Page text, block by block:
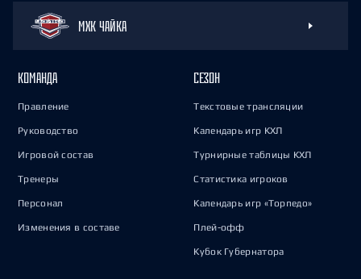
МХК ЧАЙКА
КОМАНДА
Правление
Руководство
Игровой состав
Тренеры
Персонал
Изменения в составе
СЕЗОН
Текстовые трансляции
Календарь игр КХЛ
Турнирные таблицы КХЛ
Статистика игроков
Календарь игр «Торпедо»
Плей-офф
Кубок Губернатора